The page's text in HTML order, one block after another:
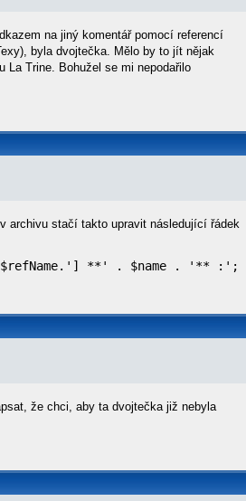
na jiný komentář pomocí referencí
byla dvojtečka. Mělo by to jít nějak
La Trine. Bohužel se mi nepodařilo
archivu stačí takto upravit následující řádek
**' . $name . '** :';
že chci, aby ta dvojtečka již nebyla